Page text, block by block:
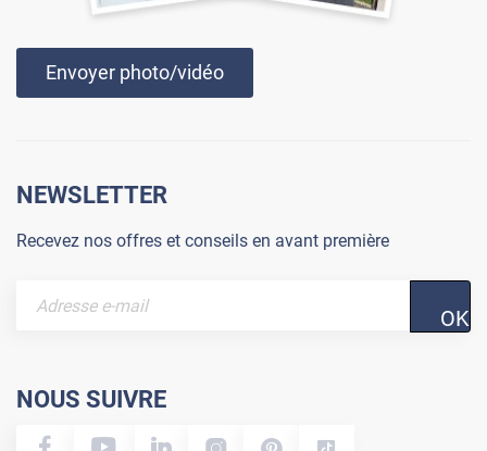
Envoyer photo/vidéo
NEWSLETTER
Recevez nos offres et conseils en avant première
OK
NOUS SUIVRE